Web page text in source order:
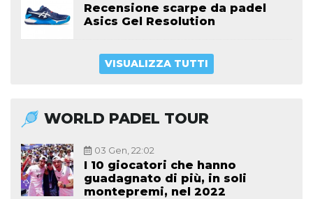
Recensione scarpe da padel
Asics Gel Resolution
VISUALIZZA TUTTI
WORLD PADEL TOUR
03 Gen, 22:02
I 10 giocatori che hanno
guadagnato di più, in soli
montepremi, nel 2022